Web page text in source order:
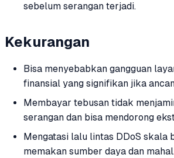
sebelum serangan terjadi.
Kekurangan
Bisa menyebabkan gangguan
finansial yang signifikan jika
Membayar tebusan tidak
serangan dan bisa mendorong
Mengatasi lalu lintas DDoS skala
memakan sumber daya dan